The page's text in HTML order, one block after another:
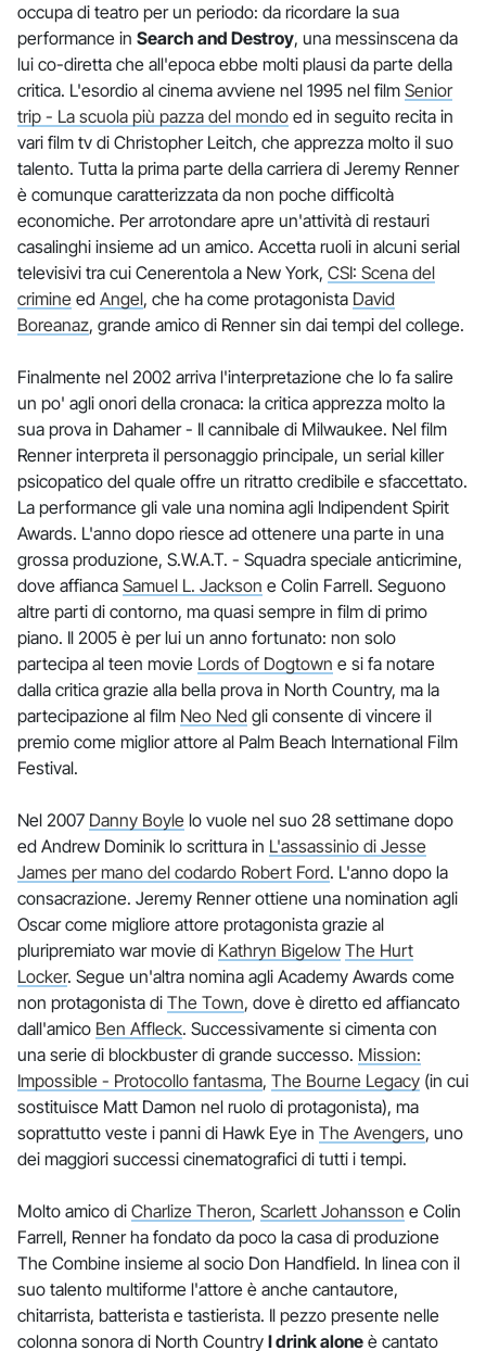
occupa di teatro per un periodo: da ricordare la sua
performance in Search and Destroy, una messinscena da
lui co-diretta che all'epoca ebbe molti plausi da parte della
critica. L'esordio al cinema avviene nel 1995 nel film Senior
trip - La scuola più pazza del mondo ed in seguito recita in
vari film tv di Christopher Leitch, che apprezza molto il suo
talento. Tutta la prima parte della carriera di Jeremy Renner
è comunque caratterizzata da non poche difficoltà
economiche. Per arrotondare apre un'attività di restauri
casalinghi insieme ad un amico. Accetta ruoli in alcuni serial
televisivi tra cui Cenerentola a New York, CSI: Scena del
crimine ed Angel, che ha come protagonista David
Boreanaz, grande amico di Renner sin dai tempi del college.
Finalmente nel 2002 arriva l'interpretazione che lo fa salire
un po' agli onori della cronaca: la critica apprezza molto la
sua prova in Dahamer - Il cannibale di Milwaukee. Nel film
Renner interpreta il personaggio principale, un serial killer
psicopatico del quale offre un ritratto credibile e sfaccettato.
La performance gli vale una nomina agli Indipendent Spirit
Awards. L'anno dopo riesce ad ottenere una parte in una
grossa produzione, S.W.A.T. - Squadra speciale anticrimine,
dove affianca Samuel L. Jackson e Colin Farrell. Seguono
altre parti di contorno, ma quasi sempre in film di primo
piano. Il 2005 è per lui un anno fortunato: non solo
partecipa al teen movie Lords of Dogtown e si fa notare
dalla critica grazie alla bella prova in North Country, ma la
partecipazione al film Neo Ned gli consente di vincere il
premio come miglior attore al Palm Beach International Film
Festival.
Nel 2007 Danny Boyle lo vuole nel suo 28 settimane dopo
ed Andrew Dominik lo scrittura in L'assassinio di Jesse
James per mano del codardo Robert Ford. L'anno dopo la
consacrazione. Jeremy Renner ottiene una nomination agli
Oscar come migliore attore protagonista grazie al
pluripremiato war movie di Kathryn Bigelow The Hurt
Locker. Segue un'altra nomina agli Academy Awards come
non protagonista di The Town, dove è diretto ed affiancato
dall'amico Ben Affleck. Successivamente si cimenta con
una serie di blockbuster di grande successo. Mission:
Impossible - Protocollo fantasma, The Bourne Legacy (in cui
sostituisce Matt Damon nel ruolo di protagonista), ma
soprattutto veste i panni di Hawk Eye in The Avengers, uno
dei maggiori successi cinematografici di tutti i tempi.
Molto amico di Charlize Theron, Scarlett Johansson e Colin
Farrell, Renner ha fondato da poco la casa di produzione
The Combine insieme al socio Don Handfield. In linea con il
suo talento multiforme l'attore è anche cantautore,
chitarrista, batterista e tastierista. Il pezzo presente nelle
colonna sonora di North Country I drink alone è cantato